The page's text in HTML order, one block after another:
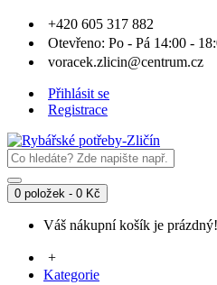
+420 605 317 882
Otevřeno: Po - Pá 14:00 -
voracek.zlicin@centrum.cz
Přihlásit se
Registrace
0 položek - 0 Kč
Váš nákupní košík je prázdný!
+
Kategorie